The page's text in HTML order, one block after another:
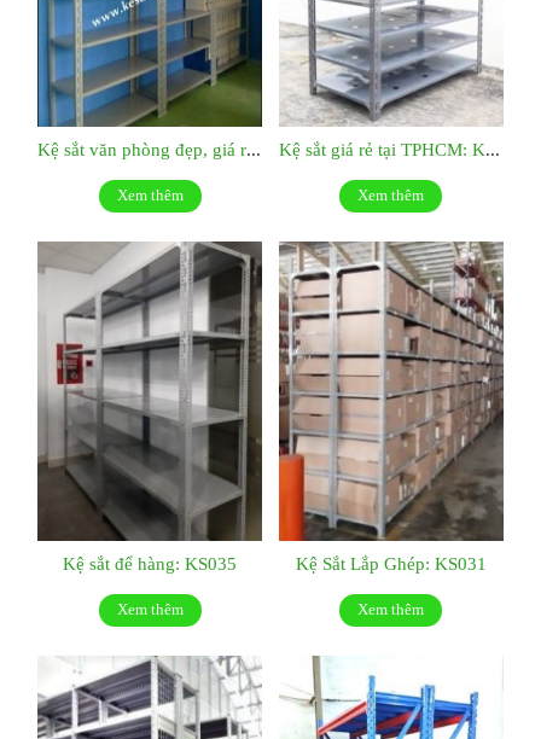
Xem thêm Xem thêm
Kệ sắt để hàng: KS035
Xem thêm
Kệ Sắt Lắp Ghép: KS031
Xem thêm